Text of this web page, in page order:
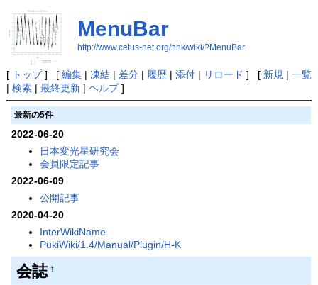
MenuBar
http://www.cetus-net.org/nhk/wiki/?MenuBar
[ トップ] [ 編集| 凍結| 差分| 履歴| 添付| リロード ] [ 新規 | 一覧
| 検索| 最終更新| ヘルプ]
最新の5件
2022-06-20
日本変光星研究会
会員限定記事
2022-06-09
公開記事
2020-04-20
InterWikiName
PukiWiki/1.4/Manual/Plugin/H-K
会誌 †